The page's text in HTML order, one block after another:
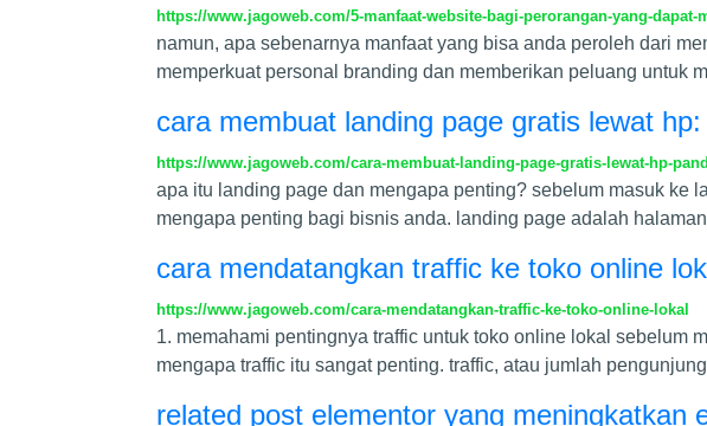
https://www.jagoweb.com/5-manfaat-website-bagi-perorangan-yang-
namun, apa sebenarnya manfaat yang bisa anda peroleh dari
memperkuat personal branding dan memberikan peluang untuk
cara membuat landing page gratis lewat
https://www.jagoweb.com/cara-membuat-landing-page-gratis-lewat-hp-
apa itu landing page dan mengapa penting? sebelum masuk ke
mengapa penting bagi bisnis anda. landing page adalah
cara mendatangkan traffic ke toko online
https://www.jagoweb.com/cara-mendatangkan-traffic-ke-toko-online-lokal
1. memahami pentingnya traffic untuk toko online lokal sebelum
mengapa traffic itu sangat penting. traffic, atau jumlah
related post elementor yang meningkatkan